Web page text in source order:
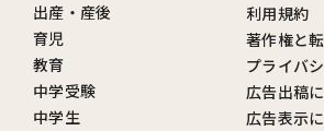
出産・産後
育児
教育
中学受験
中学生
利用規約
著作権と
プライバ
広告出稿
広告表示